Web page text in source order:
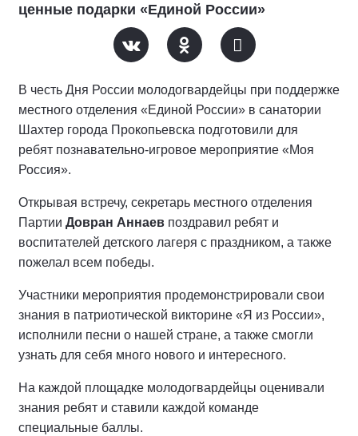
ценные подарки «Единой России»
В честь Дня России молодогвардейцы при поддержке
местного отделения «Единой России» в санатории
Шахтер города Прокопьевска подготовили для
ребят познавательно-игровое мероприятие «Моя
Россия».
Открывая встречу, секретарь местного отделения
Партии Довран Аннаев поздравил ребят и
воспитателей детского лагеря с праздником, а также
пожелал всем победы.
Участники мероприятия продемонстрировали свои
знания в патриотической викторине «Я из России»,
исполнили песни о нашей стране, а также смогли
узнать для себя много нового и интересного.
На каждой площадке молодогвардейцы оценивали
знания ребят и ставили каждой команде
специальные баллы.